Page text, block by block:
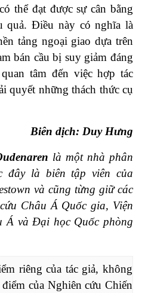
thể đạt được sự cân bằng
quả. Điều này có nghĩa là
tảng ngoại giao dựa trên
bán cầu bị suy giảm đáng
tâm đến việc hợp tác
quyết những thách thức cụ
Biên dịch: Duy Hưng
là một nhà phân
đây là biên tập viên của
và cũng từng giữ các
Châu Á Quốc gia, Viện
Á và Đại học Quốc phòng
riêng của tác giả, không
của Nghiên cứu Chiến